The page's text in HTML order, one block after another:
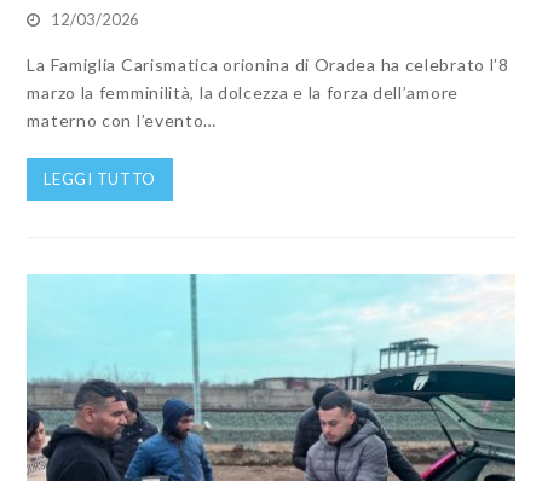
12/03/2026
La Famiglia Carismatica orionina di Oradea ha celebrato l’8
marzo la femminilità, la dolcezza e la forza dell’amore
materno con l’evento…
LEGGI TUTTO